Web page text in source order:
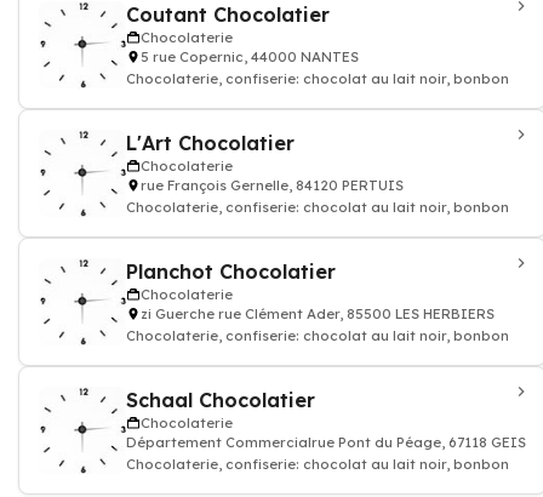
Coutant Chocolatier
Chocolaterie
5 rue Copernic, 44000 NANTES
Chocolaterie, confiserie: chocolat au lait noir, bonbon
L'Art Chocolatier
Chocolaterie
rue François Gernelle, 84120 PERTUIS
Chocolaterie, confiserie: chocolat au lait noir, bonbon
Planchot Chocolatier
Chocolaterie
zi Guerche rue Clément Ader, 85500 LES HERBIERS
Chocolaterie, confiserie: chocolat au lait noir, bonbon
Schaal Chocolatier
Chocolaterie
Département Commercialrue Pont du Péage, 67118
Chocolaterie, confiserie: chocolat au lait noir, bonbon